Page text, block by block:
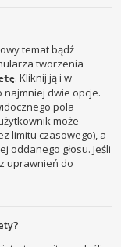
temat bądź
tworzenia
. Kliknij ją i w
najmniej dwie opcje.
pola
może
limitu czasowego), a
oddanego głosu. Jeśli
uprawnień do